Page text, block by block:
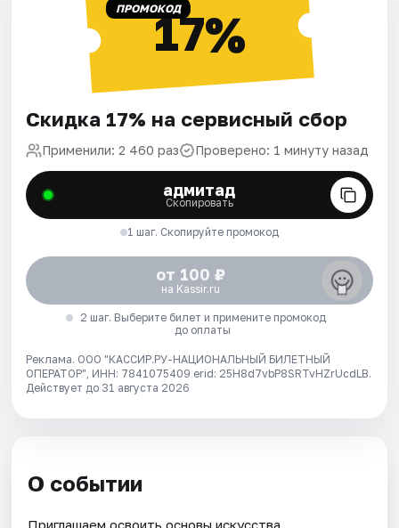
ПРОМОКОД17%
Скидка 17% на сервисный сбор
Применили: 2 460 раз Проверено: 1 минуту назад
адмитад
Скопировать
1 шаг. Скопируйте промокод
от 100 ₽
на Kassir.ru
2 шаг. Выберите билет и примените промокод
до оплаты
Реклама. ООО "КАССИР.РУ-НАЦИОНАЛЬНЫЙ БИЛЕТНЫЙ
ОПЕРАТОР", ИНН: 7841075409 erid: 25H8d7vbP8SRTvHZrUcdLB.
Действует до 31 августа 2026
О событии
Приглашаем освоить основы искусства